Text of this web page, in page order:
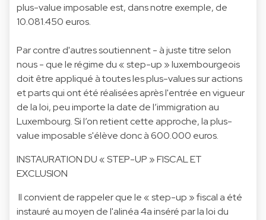
plus-value imposable est, dans notre exemple, de
10.081.450 euros.
Par contre d'autres soutiennent - à juste titre selon
nous - que le régime du « step-up » luxembourgeois
doit être appliqué à toutes les plus-values sur actions
et parts qui ont été réalisées après l'entrée en vigueur
de la loi, peu importe la date de l’immigration au
Luxembourg. Si l’on retient cette approche, la plus-
value imposable s'élève donc à 600.000 euros.
INSTAURATION DU « STEP-UP » FISCAL ET
EXCLUSION
Il convient de rappeler que le « step-up » fiscal a été
instauré au moyen de l'alinéa 4a inséré par la loi du